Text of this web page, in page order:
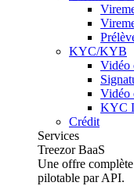
KYC/KYB
Vidéo
Vidéo
KYC
Crédit
Services
Treezor BaaS
Une offre
pilotable par API.